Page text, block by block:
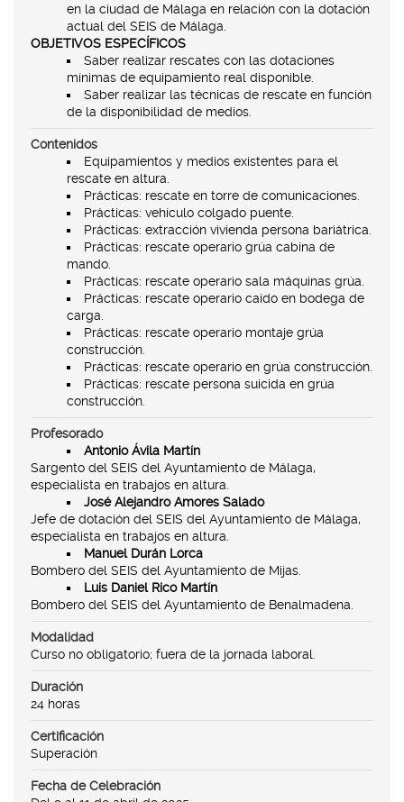
en la ciudad de Málaga en relación con la dotación
actual del SEIS de Málaga.
OBJETIVOS ESPECÍFICOS
Saber realizar rescates con las dotaciones
mínimas de equipamiento real disponible.
Saber realizar las técnicas de rescate en función
de la disponibilidad de medios.
Contenidos
Equipamientos y medios existentes para el
rescate en altura.
Prácticas: rescate en torre de comunicaciones.
Prácticas: vehículo colgado puente.
Prácticas: extracción vivienda persona bariátrica.
Prácticas: rescate operario grúa cabina de
mando.
Prácticas: rescate operario sala máquinas grúa.
Prácticas: rescate operario caído en bodega de
carga.
Prácticas: rescate operario montaje grúa
construcción.
Prácticas: rescate operario en grúa construcción.
Prácticas: rescate persona suicida en grúa
construcción.
Profesorado
Antonio Ávila Martín
Sargento del SEIS del Ayuntamiento de Málaga,
especialista en trabajos en altura.
José Alejandro Amores Salado
Jefe de dotación del SEIS del Ayuntamiento de Málaga,
especialista en trabajos en altura.
Manuel Durán Lorca
Bombero del SEIS del Ayuntamiento de Mijas.
Luis Daniel Rico Martín
Bombero del SEIS del Ayuntamiento de Benalmadena.
Modalidad
Curso no obligatorio; fuera de la jornada laboral.
Duración
24 horas
Certificación
Superación
Fecha de Celebración